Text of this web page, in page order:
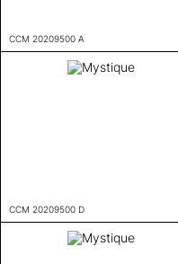
CCM 20209500 A
CCM 20209500 D